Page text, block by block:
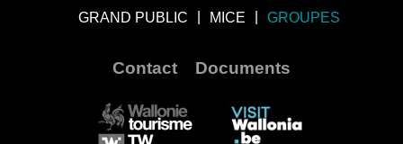
GRAND PUBLIC MICE GROUPES
Contact Documents